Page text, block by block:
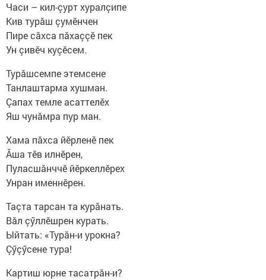
Часи – кил-çурт хуралçипе
Кив турăш çумӗнчен
Пире сăхса пăхаççӗ пек
Ун çивӗч куçӗсем.
Турăшсемпе этемсене
Танлаштарма хушман.
Çапах темле асаттелӗх
Яш чунăмра пур ман.
Хама пăхса йӗрленӗ пек
Ăша тӗв илнӗрен,
Пуласшăнччӗ йӗркеллӗрех
Унран именнӗрен.
Таçта тарсан та курăнать.
Вăл çӳллӗшрен курать.
Ыйтать: «Турăн-и урокна?
Çӳçӳсене тура!
Картиш юрне тасатрăн-и?